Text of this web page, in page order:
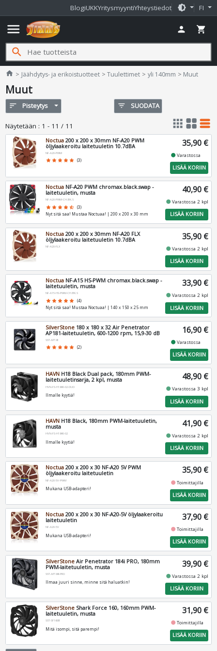
BlogiUKKYritysmyyntiYhteystiedot brightness_medium FI
menu person shopping_cart
search
home Jimms.fi
Jäähdytys- ja erikoistuotteet Tuulettimet yli 140mm Muut
Muut
sort Pisteytys filter_list SUODATA
Näytetään : 1 - 11 / 11 apps grid_view table_rows
Noctua 200 x 200 x 30mm NF-A20 PWM
öljylaakeroitu laitetuuletin 10.7dBA
NF-A20-PWM
star star star star star (3)
35,90 €
fiber_manual_recordVarastossa
LISÄÄ KORIIN
Noctua NF-A20 PWM chromax.black.swap -
laitetuuletin, musta
NF-A20-PWM-CH.BK.S
star star star star star_half (3)
Nyt sitä saa! Mustaa Noctuaa! | 200 x 200 x 30 mm
40,90 €
fiber_manual_recordVarastossa 2 kpl
LISÄÄ KORIIN
Noctua 200 x 200 x 30mm NF-A20 FLX
öljylaakeroitu laitetuuletin 10.7dBA
NF-A20-FLX
35,90 €
fiber_manual_recordVarastossa 2 kpl
LISÄÄ KORIIN
Noctua NF-A15 HS-PWM chromax.black.swap -
laitetuuletin, musta
NF-A15-HS-PWM-CH.BK.S
star star star star star (4)
Nyt sitä saa! Mustaa Noctuaa! | 140 x 150 x 25 mm
33,90 €
fiber_manual_recordVarastossa 2 kpl
LISÄÄ KORIIN
SilverStone 180 x 180 x 32 Air Penetrator
AP181-laitetuuletin, 600-1200 rpm, 15,9-30 dB
SST-AP181
star star star star star (2)
16,90 €
fiber_manual_recordVarastossa
LISÄÄ KORIIN
HAVN H18 Black Dual pack, 180mm PWM-
laitetuuletinsarja, 2 kpl, musta
HVN-FS-H1840-02-DUO
Ilmalle kyytiä!
48,90 €
fiber_manual_recordVarastossa 3 kpl
LISÄÄ KORIIN
HAVN H18 Black, 180mm PWM-laitetuuletin,
musta
HVN-FS-H1840-02
Ilmalle kyytiä!
41,90 €
fiber_manual_recordVarastossa 2 kpl
LISÄÄ KORIIN
Noctua 200 x 200 x 30 NF-A20 5V PWM
öljylaakeroitu laitetuuletin
NF-A20-5V-PWM
Mukana USB-adapteri!
35,90 €
fiber_manual_recordToimittajilla
LISÄÄ KORIIN
Noctua 200 x 200 x 30 NF-A20-5V öljylaakeroitu
laitetuuletin
NF-A20-5V
Mukana USB-adapteri!
37,90 €
fiber_manual_recordToimittajilla
LISÄÄ KORIIN
SilverStone Air Penetrator 184i PRO, 180mm
PWM-laitetuuletin, musta
SST-AP184I-PRO
Ilmaa juuri sinne, minne sitä haluatkin!
39,90 €
fiber_manual_recordVarastossa 2 kpl
LISÄÄ KORIIN
SilverStone Shark Force 160, 160mm PWM-
laitetuuletin, musta
SST-SF160B
Mitä isompi, sitä parempi!
31,90 €
fiber_manual_recordToimittajilla
LISÄÄ KORIIN